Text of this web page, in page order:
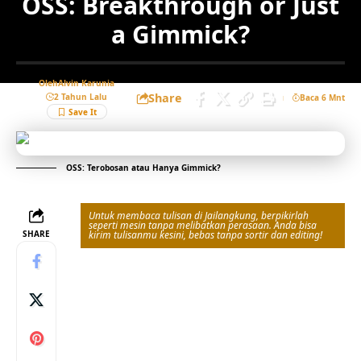
a Gimmick?
OlehAlvin Karunia
2 Tahun Lalu
Share Baca 6 Mnt
OSS: Terobosan atau Hanya Gimmick?
SHARE
Untuk membaca tulisan di Jailangkung, berpikirlah
seperti mesin tanpa melibatkan perasaan. Anda bisa
kirim tulisanmu kesini, bebas tanpa sortir dan editing!